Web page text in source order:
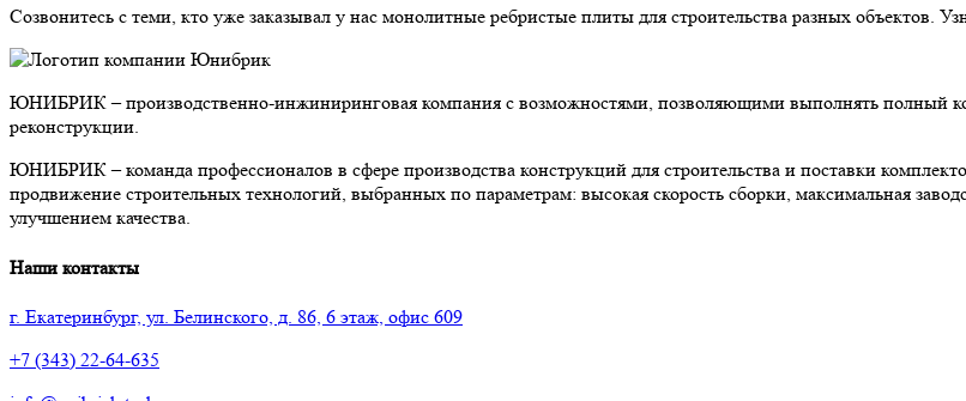
Созвонитесь с теми, кто уже заказывал у нас монолитные ребристые плиты для строительства разных объектов.
ЮНИБРИК – производственно-инжиниринговая компания с возможностями, позволяющими выполнять полный
реконструкции.
ЮНИБРИК – команда профессионалов в сфере производства конструкций для строительства и поставки
продвижение строительных технологий, выбранных по параметрам: высокая скорость сборки, максимальная
улучшением качества.
Наши контакты
г. Екатеринбург, ул. Белинского, д. 86, 6 этаж, офис 609
+7 (343) 22-64-635